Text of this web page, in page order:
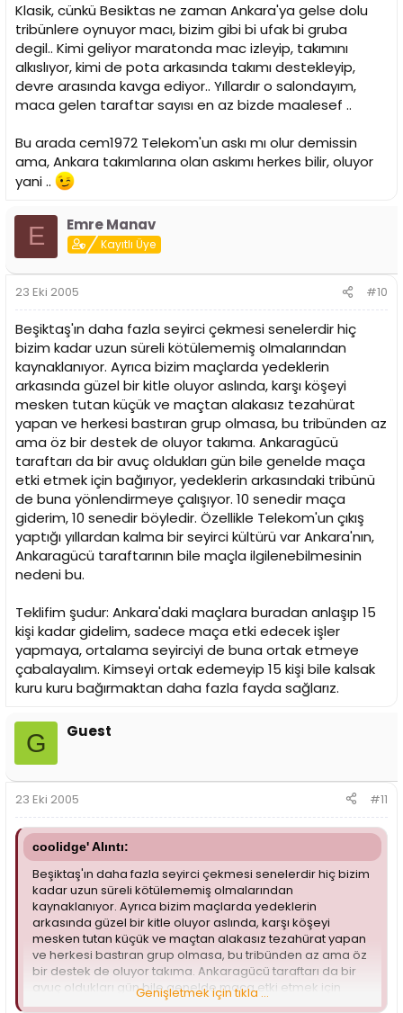
Klasik, cünkü Besiktas ne zaman Ankara'ya gelse dolu
tribünlere oynuyor macı, bizim gibi bi ufak bi gruba
degil.. Kimi geliyor maratonda mac izleyip, takımını
alkıslıyor, kimi de pota arkasında takımı destekleyip,
devre arasında kavga ediyor.. Yıllardır o salondayım,
maca gelen taraftar sayısı en az bizde maalesef ..
Bu arada cem1972 Telekom'un askı mı olur demissin
ama, Ankara takımlarına olan askımı herkes bilir, oluyor
yani ..
E Emre Manav
Kayıtlı Üye
23 Eki 2005 #10
Beşiktaş'ın daha fazla seyirci çekmesi senelerdir hiç
bizim kadar uzun süreli kötülememiş olmalarından
kaynaklanıyor. Ayrıca bizim maçlarda yedeklerin
arkasında güzel bir kitle oluyor aslında, karşı köşeyi
mesken tutan küçük ve maçtan alakasız tezahürat
yapan ve herkesi bastıran grup olmasa, bu tribünden az
ama öz bir destek de oluyor takıma. Ankaragücü
taraftarı da bir avuç oldukları gün bile genelde maça
etki etmek için bağırıyor, yedeklerin arkasındaki tribünü
de buna yönlendirmeye çalışıyor. 10 senedir maça
giderim, 10 senedir böyledir. Özellikle Telekom'un çıkış
yaptığı yıllardan kalma bir seyirci kültürü var Ankara'nın,
Ankaragücü taraftarının bile maçla ilgilenebilmesinin
nedeni bu.
Teklifim şudur: Ankara'daki maçlara buradan anlaşıp 15
kişi kadar gidelim, sadece maça etki edecek işler
yapmaya, ortalama seyirciyi de buna ortak etmeye
çabalayalım. Kimseyi ortak edemeyip 15 kişi bile kalsak
kuru kuru bağırmaktan daha fazla fayda sağlarız.
G Guest
23 Eki 2005 #11
coolidge' Alıntı:
Beşiktaş'ın daha fazla seyirci çekmesi senelerdir hiç bizim
kadar uzun süreli kötülememiş olmalarından
kaynaklanıyor. Ayrıca bizim maçlarda yedeklerin
arkasında güzel bir kitle oluyor aslında, karşı köşeyi
mesken tutan küçük ve maçtan alakasız tezahürat yapan
ve herkesi bastıran grup olmasa, bu tribünden az ama öz
bir destek de oluyor takıma. Ankaragücü taraftarı da bir
avuç oldukları gün bile genelde maça etki etmek için
bağırıyor, yedeklerin arkasındaki tribünü de buna
Genişletmek için tıkla ...